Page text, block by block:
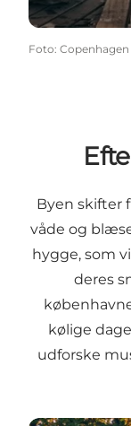
Foto:
Byen skifter
våde og
hygge, som
deres
kølige
udforske